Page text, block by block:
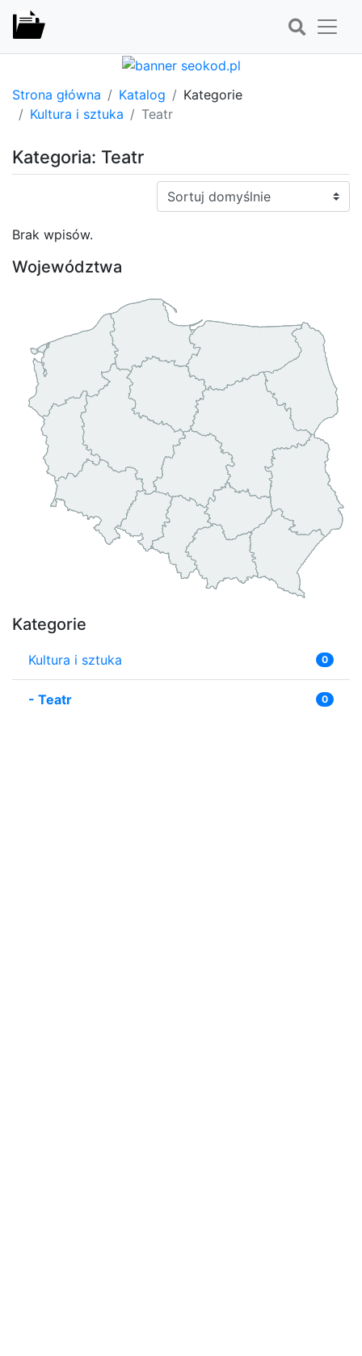
Strona główna Katalog
Kategorie
Kultura i sztuka
Teatr
Kategoria: Teatr
Sortuj:
Brak wpisów.
Województwa
Kategorie
Kultura i sztuka 0
- Teatr 0